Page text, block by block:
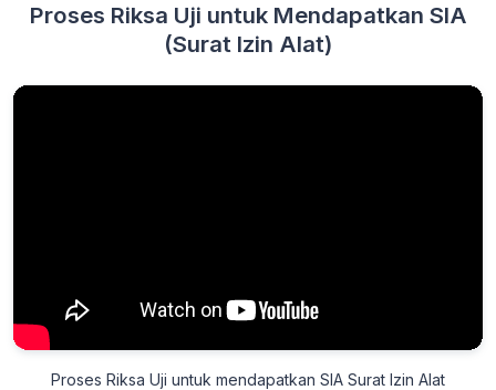
Proses Riksa Uji untuk Mendapatkan SIA
(Surat Izin Alat)
Proses Riksa Uji untuk mendapatkan SIA Surat Izin Alat